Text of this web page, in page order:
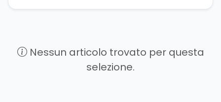
Nessun articolo trovato per questa
selezione.